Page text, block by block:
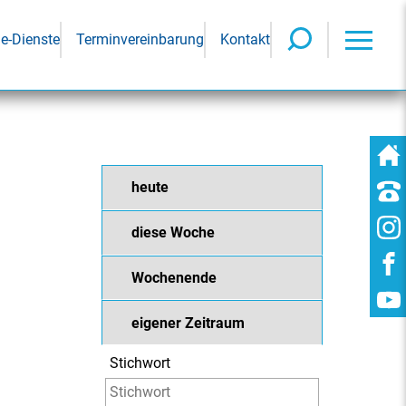
Dienste Terminvereinbarung Kontakt
heute
diese Woche
Wochenende
eigener Zeitraum
Stichwort